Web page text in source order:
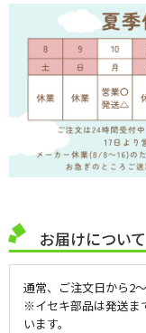
お届けについて
通常、ご注文日から2
※イセキ部品は発送ま
います。